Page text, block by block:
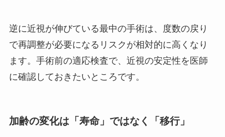
逆に近視が伸びている最中の手術は、度数の戻り
で再調整が必要になるリスクが相対的に高くなり
ます。手術前の適応検査で、近視の安定性を医師
に確認しておきたいところです。
加齢の変化は「寿命」ではなく「移行」